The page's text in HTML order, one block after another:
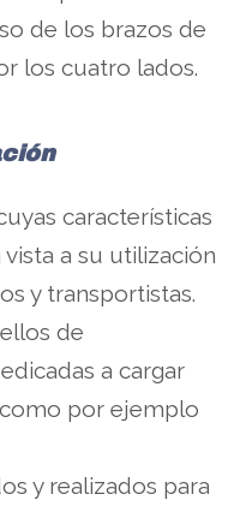
de los brazos de
los cuatro lados.
características
a su utilización
y transportistas.
de
a cargar
por ejemplo
y realizados para